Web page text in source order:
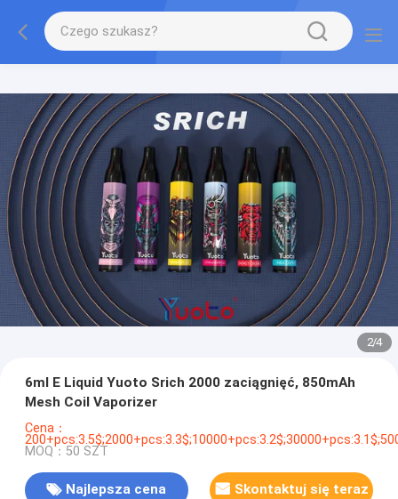
2/4
6ml E Liquid Yuoto Srich 2000 zaciągnięć, 850mAh
Mesh Coil Vaporizer
Cena：
MOQ：50 SZT
Najlepsza cena Skontaktuj się teraz